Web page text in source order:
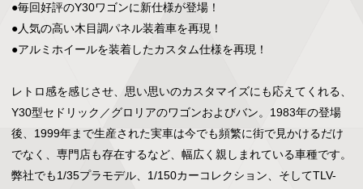
●毎回好評のY30ワゴンに新仕様が登場！
●人気の高い木目調パネル装着車を再現！
●アルミホイールを装着したカスタム仕様を再現！
レトロ感を感じさせ、思い思いのカスタマイズにも応えてくれる、
Y30型セドリック／グロリアのワゴンおよびバン。1983年の登場
後、1999年まで生産された実車は今でも頻繁に街で見かけるだけ
でなく、専門店も存在するなど、幅広く親しまれている車種です。
弊社でも1/35プラモデル、1/150カーコレクション、そしてTLV-